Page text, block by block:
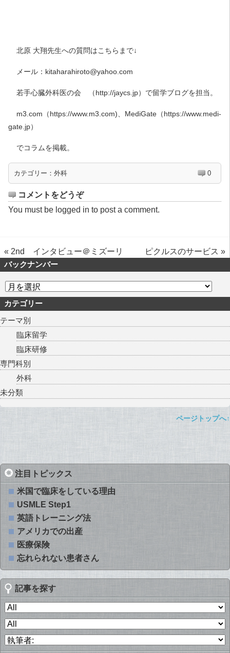
北原 大翔先生への質問はこちらまで↓
メール：kitaharahiroto@yahoo.com
若手心臓外科医の会 （http://jaycs.jp）で留学ブログを担当。
m3.com（https://www.m3.com)、MediGate（https://www.medi-
gate.jp）
でコラムを掲載。
カテゴリー： 外科 0
コメントをどうぞ
You must be logged in to post a comment.
« 2nd インタビュー＠ミズーリ ピクルスのサービス »
バックナンバー
カテゴリー
テーマ別
臨床留学
臨床研修
専門科別
外科
未分類
ページトップへ↑
注目トピックス
米国で臨床をしている理由
USMLE Step1
英語トレーニング法
アメリカでの出産
医療保険
忘れられない患者さん
記事を探す